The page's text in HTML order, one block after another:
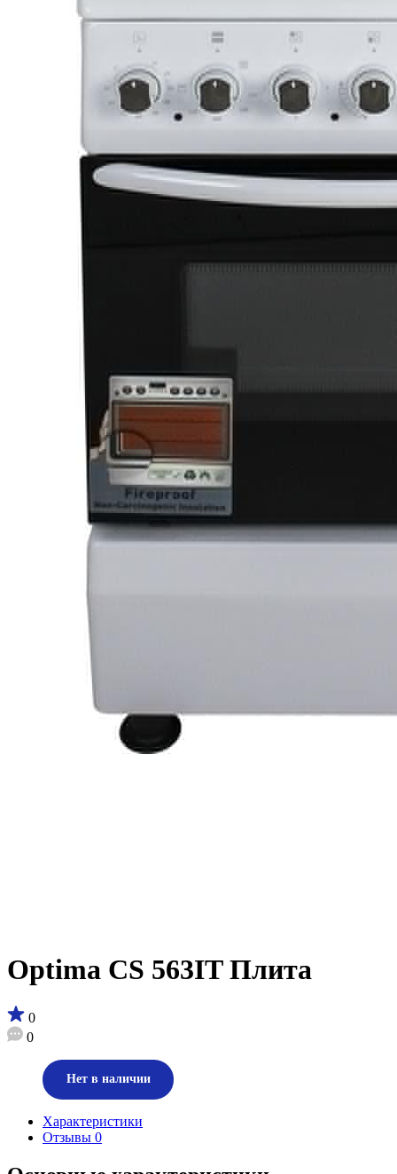
Optima CS 563IT Плита
0
0
Нет в наличии
Характеристики
Отзывы 0